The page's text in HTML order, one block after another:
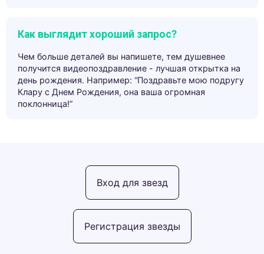
Как выглядит хороший запрос?
Чем больше деталей вы напишете, тем душевнее
получится видеопоздравление - лучшая открытка на
день рождения. Например: “Поздравьте мою подругу
Клару с Днем Рождения, она ваша огромная
поклонница!”
Регистрация звезды
Вход для звезд